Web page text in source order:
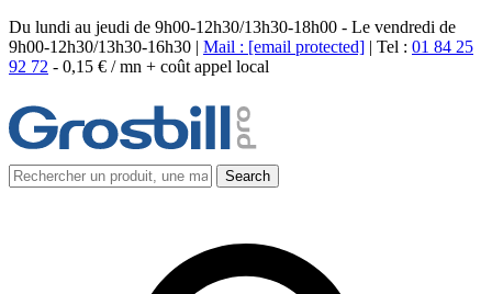
Du lundi au jeudi de 9h00-12h30/13h30-18h00 - Le vendredi de
9h00-12h30/13h30-16h30 | Mail : [email protected] | Tel : 01 84 25
92 72 - 0,15 € / mn + coût appel local